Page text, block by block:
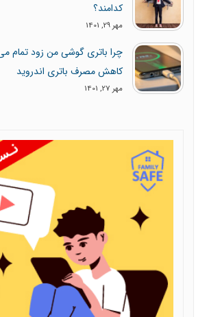
کدامند؟
مهر 29, 1401
چرا باتری گوشی من زود تمام
کاهش مصرف باتری اندروید
مهر 27, 1401